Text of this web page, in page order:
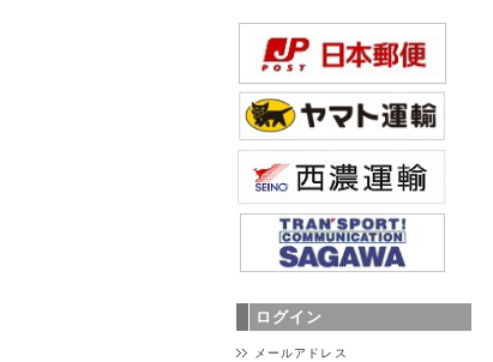
ログイン
メールアドレス